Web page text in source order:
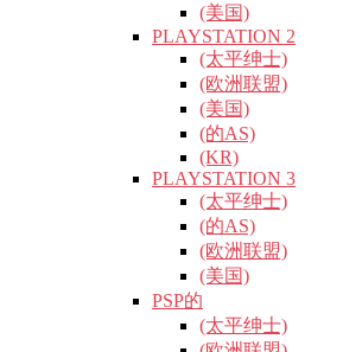
(美国)
PLAYSTATION 2
(太平绅士)
(欧洲联盟)
(美国)
(的AS)
(KR)
PLAYSTATION 3
(太平绅士)
(的AS)
(欧洲联盟)
(美国)
PSP的
(太平绅士)